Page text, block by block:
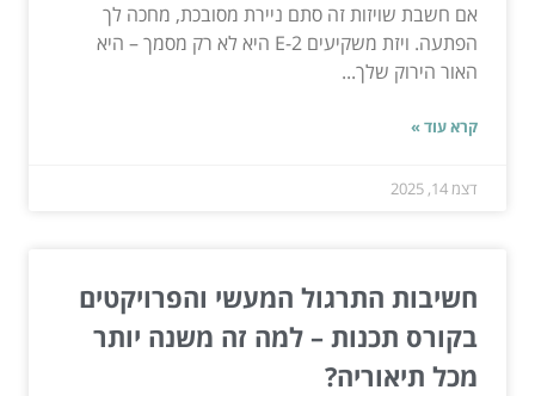
אם חשבת שויזות זה סתם ניירת מסובכת, מחכה לך
הפתעה. ויזת משקיעים E-2 היא לא רק מסמך – היא
האור הירוק שלך...
קרא עוד »
דצמ 14, 2025
חשיבות התרגול המעשי והפרויקטים
בקורס תכנות – למה זה משנה יותר
מכל תיאוריה?